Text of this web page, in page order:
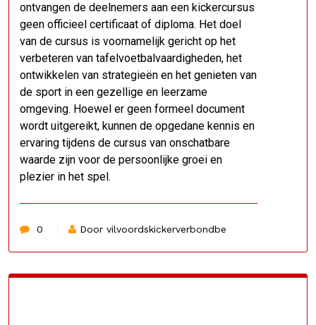
ontvangen de deelnemers aan een kickercursus
geen officieel certificaat of diploma. Het doel
van de cursus is voornamelijk gericht op het
verbeteren van tafelvoetbalvaardigheden, het
ontwikkelen van strategieën en het genieten van
de sport in een gezellige en leerzame
omgeving. Hoewel er geen formeel document
wordt uitgereikt, kunnen de opgedane kennis en
ervaring tijdens de cursus van onschatbare
waarde zijn voor de persoonlijke groei en
plezier in het spel.
0 Door vilvoordskickerverbondbe